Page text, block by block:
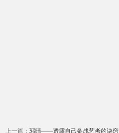
上一篇： 郭晴——透露自己备战艺考的诀窍